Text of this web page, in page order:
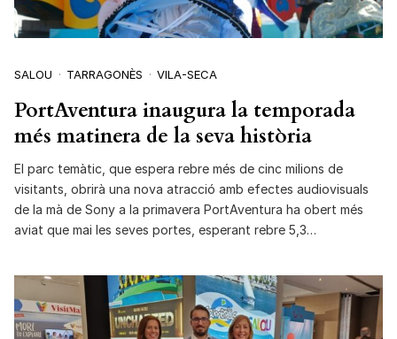
SALOU TARRAGONÈS VILA-SECA
PortAventura inaugura la temporada
més matinera de la seva història
El parc temàtic, que espera rebre més de cinc milions de
visitants, obrirà una nova atracció amb efectes audiovisuals
de la mà de Sony a la primavera PortAventura ha obert més
aviat que mai les seves portes, esperant rebre 5,3…